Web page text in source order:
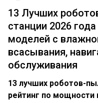
13 Лучших
станции 2026
моделей с
всасывания,
обслуживания
13 лучших роботов-
рейтинг по мощности